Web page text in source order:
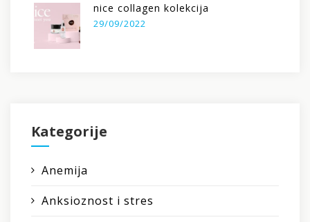
nice collagen kolekcija
29/09/2022
Kategorije
Anemija
Anksioznost i stres